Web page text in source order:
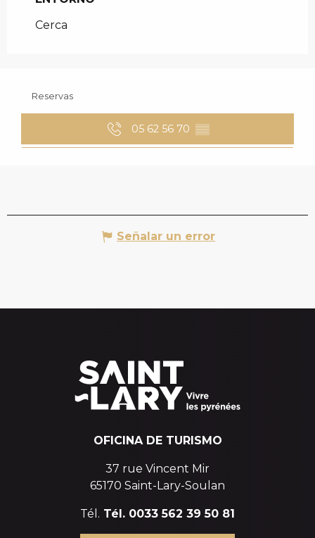
Cerca
Reservas
05 62 56 70 ▒▒
Señalar un error
OFICINA DE TURISMO
37 rue Vincent Mir
65170 Saint-Lary-Soulan
Tél. Tél. 0033 562 39 50 81